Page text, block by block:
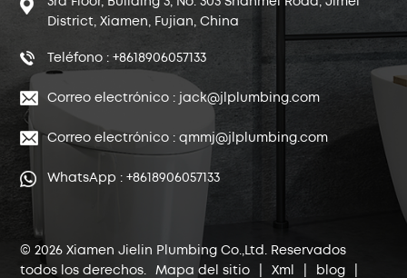
District, Xiamen, Fujian, China
Teléfono : +8618906057133
Correo electrónico : jack@jlplumbing.com
Correo electrónico : qmmj@jlplumbing.com
WhatsApp : +8618906057133
© 2026 Xiamen Jielin Plumbing Co.,Ltd. Reservados
todos los derechos.
Mapa del sitio Xml blog